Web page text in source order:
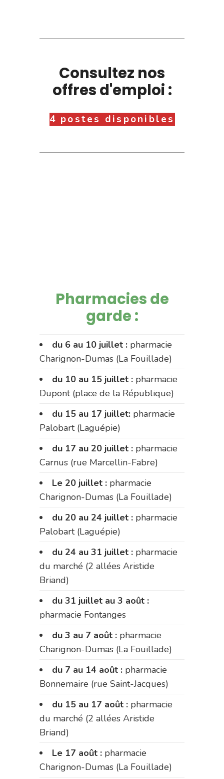
Consultez nos
offres d'emploi :
4 postes disponibles
Pharmacies de
garde :
du 6 au 10 juillet : pharmacie
Charignon-Dumas (La Fouillade)
du 10 au 15 juillet : pharmacie
Dupont (place de la République)
du 15 au 17 juillet: pharmacie
Palobart (Laguépie)
du 17 au 20 juillet : pharmacie
Carnus (rue Marcellin-Fabre)
Le 20 juillet : pharmacie
Charignon-Dumas (La Fouillade)
du 20 au 24 juillet : pharmacie
Palobart (Laguépie)
du 24 au 31 juillet : pharmacie
du marché (2 allées Aristide
Briand)
du 31 juillet au 3 août :
pharmacie Fontanges
du 3 au 7 août : pharmacie
Charignon-Dumas (La Fouillade)
du 7 au 14 août : pharmacie
Bonnemaire (rue Saint-Jacques)
du 15 au 17 août : pharmacie
du marché (2 allées Aristide
Briand)
Le 17 août : pharmacie
Charignon-Dumas (La Fouillade)